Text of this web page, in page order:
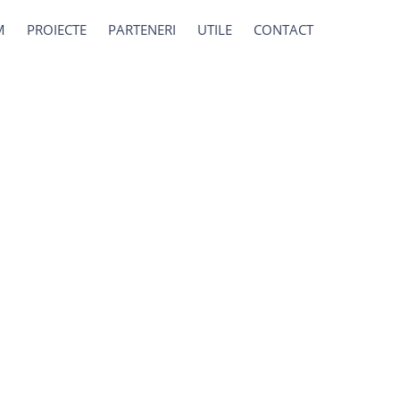
PROIECTE PARTENERI UTILE CONTACT